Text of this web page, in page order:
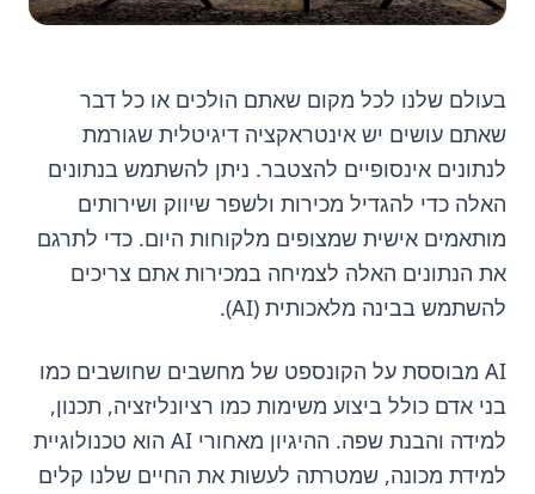
בעולם שלנו לכל מקום שאתם הולכים או כל דבר
שאתם עושים יש אינטראקציה דיגיטלית שגורמת
לנתונים אינסופיים להצטבר. ניתן להשתמש בנתונים
האלה כדי להגדיל מכירות ולשפר שיווק ושירותים
מותאמים אישית שמצופים מלקוחות היום. כדי לתרגם
את הנתונים האלה לצמיחה במכירות אתם צריכים
להשתמש בבינה מלאכותית (AI).
AI מבוססת על הקונספט של מחשבים שחושבים כמו
בני אדם כולל ביצוע משימות כמו רציונליזציה, תכנון,
למידה והבנת שפה. ההיגיון מאחורי AI הוא טכנולוגיית
למידת מכונה, שמטרתה לעשות את החיים שלנו קלים